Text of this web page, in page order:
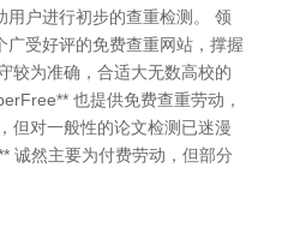
用户进行初步的查重检测。 领
广受好评的免费查重网站，撑握
较为准确，合适大无数高校的
也提供免费查重劳动，
但对一般性的论文检测已迷漫
诚然主要为付费劳动，但部分